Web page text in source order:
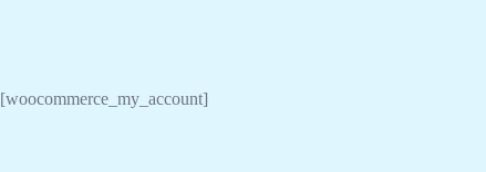
[woocommerce_my_account]